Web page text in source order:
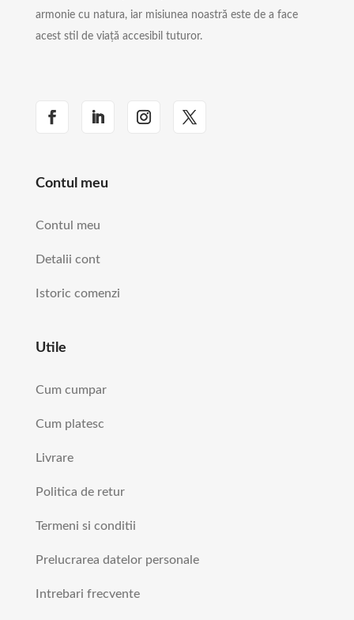
armonie cu natura, iar misiunea noastră este de a face
acest stil de viață accesibil tuturor.
Contul meu
Contul meu
Detalii cont
Istoric comenzi
Utile
Cum cumpar
Cum platesc
Livrare
Politica de retur
Termeni si conditii
Prelucrarea datelor personale
Intrebari frecvente